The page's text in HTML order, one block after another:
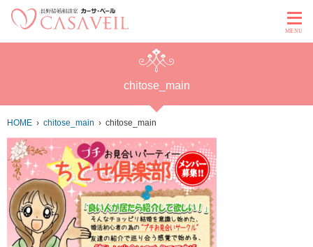
MENU
chitose_main
HOME chitose_main chitose_main